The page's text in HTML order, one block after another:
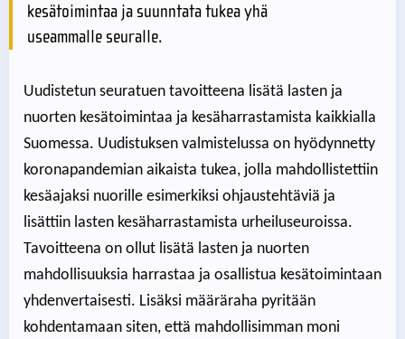
kesätoimintaa ja suunntata tukea yhä
useammalle seuralle.
Uudistetun seuratuen tavoitteena lisätä lasten ja
nuorten kesätoimintaa ja kesäharrastamista kaikkialla
Suomessa. Uudistuksen valmistelussa on hyödynnetty
koronapandemian aikaista tukea, jolla mahdollistettiin
kesäajaksi nuorille esimerkiksi ohjaustehtäviä ja
lisättiin lasten kesäharrastamista urheiluseuroissa.
Tavoitteena on ollut lisätä lasten ja nuorten
mahdollisuuksia harrastaa ja osallistua kesätoimintaan
yhdenvertaisesti. Lisäksi määräraha pyritään
kohdentamaan siten, että mahdollisimman moni